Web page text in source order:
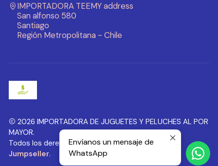
IMPORTADORA TEEMY address
San alfonso 580
Santiago
Región Metropolitana - Chile
2026 IMPORTADORA DE JUGUETES Y PELUCHES AL POR
MAYOR.
Todos los derechos reservados.Desarrollado por
Jumpseller.
Envíanos un mensaje de
WhatsApp